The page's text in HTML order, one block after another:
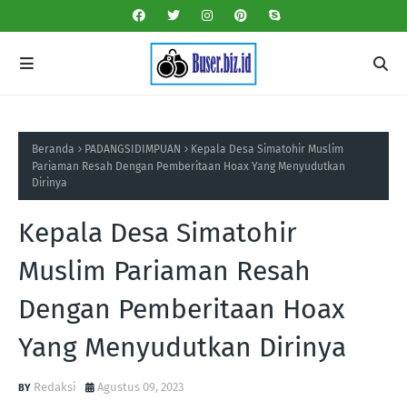
Beranda PADANGSIDIMPUAN
Kepala Desa Simatohir Muslim
Pariaman Resah Dengan Pemberitaan Hoax Yang Menyudutkan
Dirinya
Kepala Desa Simatohir
Muslim Pariaman Resah
Dengan Pemberitaan Hoax
Yang Menyudutkan Dirinya
Redaksi Agustus 09, 2023